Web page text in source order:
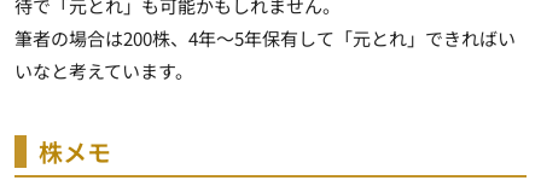
待で「元とれ」も可能かもしれません。
筆者の場合は200株、4年～5年保有して「元とれ」できればい
いなと考えています。
株メモ